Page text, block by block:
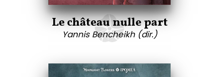
Le château nulle part
Yannis Bencheikh (dir.)